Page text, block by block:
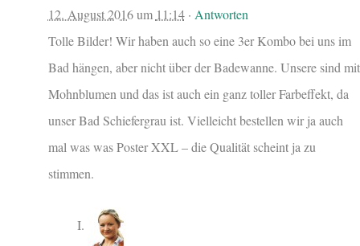
12. August 2016um 11:14· Antworten
Tolle Bilder! Wir haben auch so eine 3er Kombo bei uns im
Bad hängen, aber nicht über der Badewanne. Unsere sind mit
Mohnblumen und das ist auch ein ganz toller Farbeffekt, da
unser Bad Schiefergrau ist. Vielleicht bestellen wir ja auch
mal was was Poster XXL – die Qualität scheint ja zu
stimmen.